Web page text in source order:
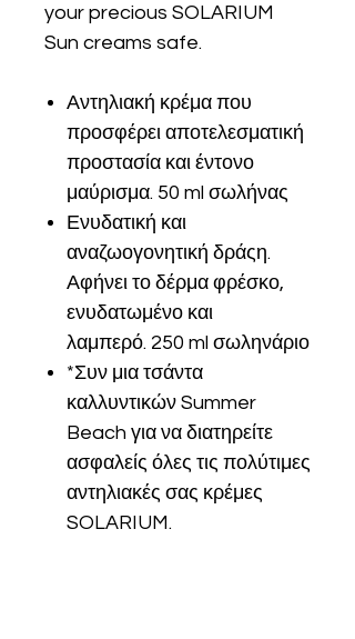
your precious SOLARIUM
Sun creams safe.
Αντηλιακή κρέμα που
προσφέρει αποτελεσματική
προστασία και έντονο
μαύρισμα. 50 ml σωλήνας
Ενυδατική και
αναζωογονητική δράςη.
Αφήνει το δέρμα φρέσκο,
ενυδατωμένο και
λαμπερό. 250 ml σωληνάριο
*Συν μια τσάντα
καλλυντικών Summer
Beach για να διατηρείτε
ασφαλείς όλες τις πολύτιμες
αντηλιακές σας κρέμες
SOLARIUM.